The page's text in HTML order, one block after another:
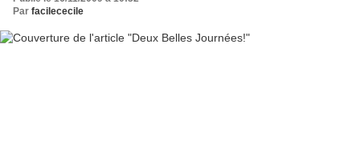
Par facilececile